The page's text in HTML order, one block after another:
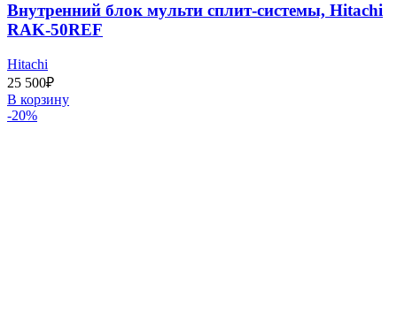
Внутренний блок мульти сплит-системы, Hitachi
RAK-50REF
Hitachi
25 500₽
В корзину
-20%